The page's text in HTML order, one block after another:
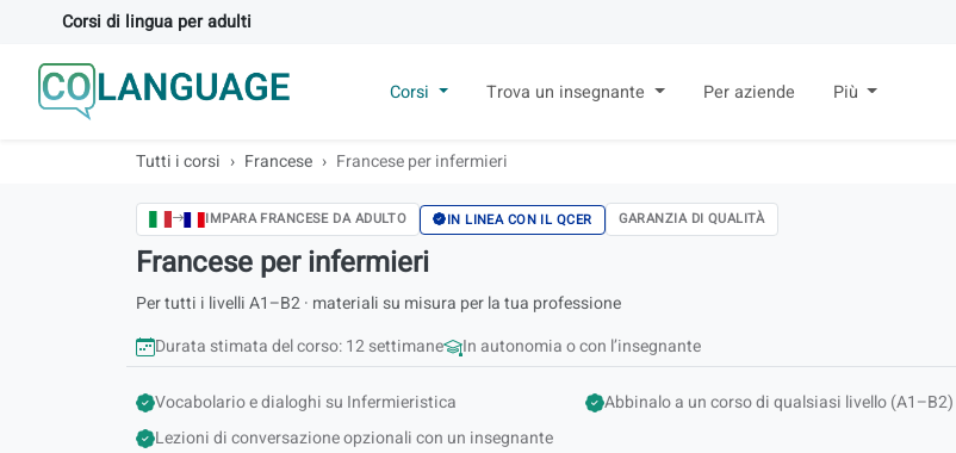
Corsi di lingua per adulti
Corsi Trova un insegnante Per aziende Più
Tutti i corsi Francese Francese per infermieri
IMPARA FRANCESE DA ADULTO IN LINEA CON IL QCER GARANZIA DI QUALITÀ
Francese per infermieri
Per tutti i livelli A1–B2 · materiali su misura per la tua professione
Durata stimata del corso: 12 settimane
In autonomia o con l’insegnante
Vocabolario e dialoghi su Infermieristica
Abbinalo a un corso di qualsiasi livello (A1–B2)
Lezioni di conversazione opzionali con un insegnante